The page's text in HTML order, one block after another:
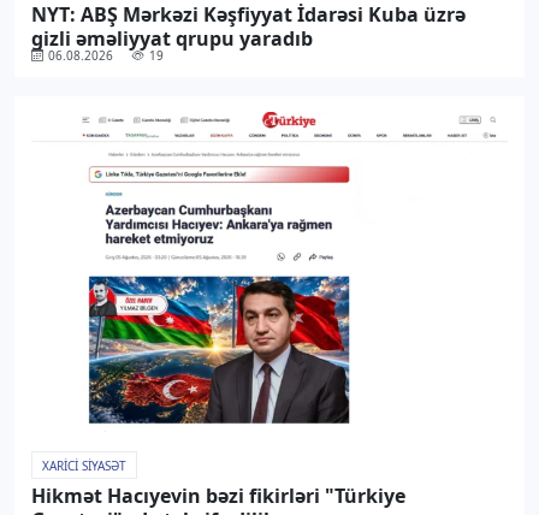
NYT: ABŞ Mərkəzi Kəşfiyyat İdarəsi Kuba üzrə
gizli əməliyyat qrupu yaradıb
06.08.2026 19
XARICI SIYASƏT
Hikmət Hacıyevin bəzi fikirləri "Türkiye